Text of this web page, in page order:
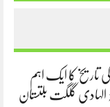
عوام کی تاریخ کا ایک اہم
الہادی گلگت بلتستان